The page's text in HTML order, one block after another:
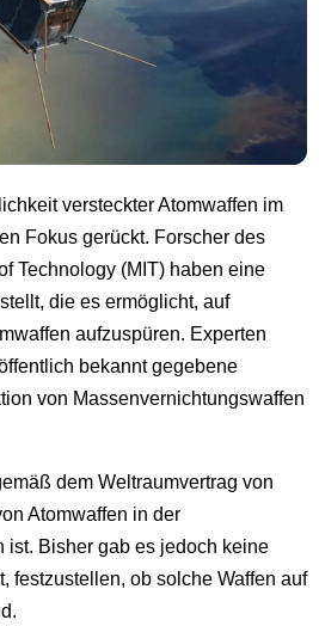
versteckter Atomwaffen im
Fokus gerückt. Forscher des
Technology (MIT) haben eine
die es ermöglicht, auf
aufzuspüren. Experten
bekannt gegebene
von Massenvernichtungswaffen
dem Weltraumvertrag von
Atomwaffen in der
ist. Bisher gab es jedoch keine
festzustellen, ob solche Waffen auf